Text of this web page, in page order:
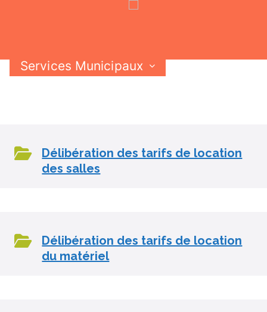
Services Municipaux
Délibération des tarifs de location
des salles
Délibération des tarifs de location
du matériel